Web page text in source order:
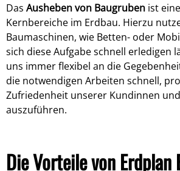
Das Ausheben von Baugruben ist
Kernbereiche im Erdbau. Hierzu
Baumaschinen, wie Betten- oder
sich diese Aufgabe schnell erledigen
uns immer flexibel an die
die notwendigen Arbeiten schnell,
Zufriedenheit unserer Kundinnen
auszuführen.
Die Vorteile von Erdplan